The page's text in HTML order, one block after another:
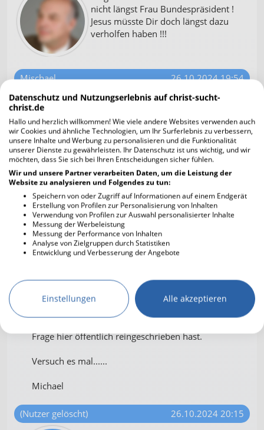
nicht längst Frau Bundespräsident !
Jesus müsste Dir doch längst dazu
verholfen haben !!!
Mischael
26.10.2024 19:54
Schönen guten Abend Erhard.
Doppelt gemoppelt hält besser.
Nur sprechenden, in diesem Fall hier
nur schreibenden Menschen kann
man helfen.
In dem Wort GOTTES, der Bibel steht unter
anderem, daß GOTT alles weiß und das wir unsere
Sorgen auf ihn abwälzen dürfen.
Der oder die Betroffene, und auch Du, wenn Du
magst, könnt GOTT anrufen und sagen:
Die Telefonnummer vom HERR GOTT lautet: Gebet.
Frage hier öffentlich reingeschrieben hast.
Versuch es mal......
Michael
(Nutzer gelöscht)
26.10.2024 20:15
Datenschutz und Nutzungserlebnis auf christ-sucht-
christ.de
Hallo und herzlich willkommen! Wie viele andere Websites verwenden auch
wir Cookies und ähnliche Technologien, um Ihr Surferlebnis zu verbessern,
unsere Inhalte und Werbung zu personalisieren und die Funktionalität
unserer Dienste zu gewährleisten. Ihr Datenschutz ist uns wichtig, und wir
möchten, dass Sie sich bei Ihren Entscheidungen sicher fühlen.
Wir und unsere Partner verarbeiten Daten, um die Leistung der
Website zu analysieren und Folgendes zu tun:
Speichern von oder Zugriff auf Informationen auf einem Endgerät
Erstellung von Profilen zur Personalisierung von Inhalten
Verwendung von Profilen zur Auswahl personalisierter Inhalte
Messung der Werbeleistung
Messung der Performance von Inhalten
Analyse von Zielgruppen durch Statistiken
Entwicklung und Verbesserung der Angebote
Einstellungen Alle akzeptieren